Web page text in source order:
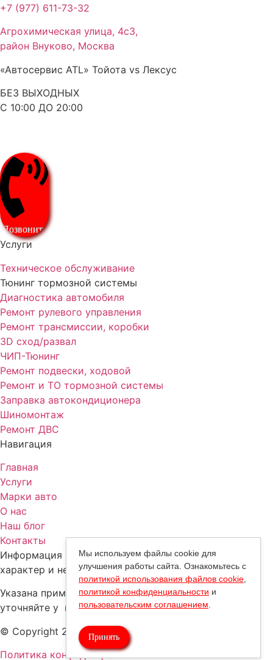
+7 (977) 611-73-32
Агрохимическая улица, 4с3,
район Внуково, Москва
«Автосервис ATL» Тойота vs Лексус
БЕЗ ВЫХОДНЫХ
С 10:00 ДО 20:00
Позвонить
Услуги
Техническое обслуживание
Тюнинг тормозной системы
Диагностика автомобиля
Ремонт рулевого управления
Ремонт трансмиссии, коробки
3D сход/развал
ЧИП-Тюнинг
Ремонт подвески, ходовой
Ремонт и ТО тормозной системы
Заправка автокондиционера
Шиномонтаж
Ремонт ДВС
Навигация
Главная
Услуги
Марки авто
О нас
Наш блог
Контакты
Информация на сайте носит информационный
характер и не является офертой (ст. 437 ч. 1 ГК РФ).
Указана примерная стоимость работ, точную
уточняйте у наших специалистов.
© Copyright 2026. |
Автосервис ATL
Политика конфиденциальности
Мы используем файлы cookie для
улучшения работы сайта. Ознакомьтесь с
политикой использования файлов cookie
политикой конфиденциальности и
пользовательским соглашением
Принять